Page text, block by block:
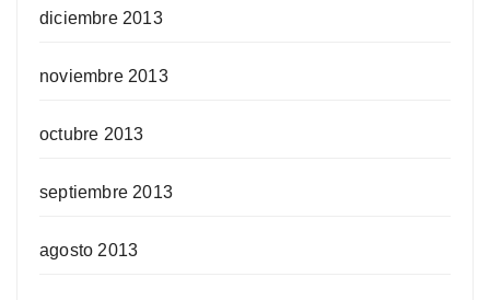
diciembre 2013
noviembre 2013
octubre 2013
septiembre 2013
agosto 2013